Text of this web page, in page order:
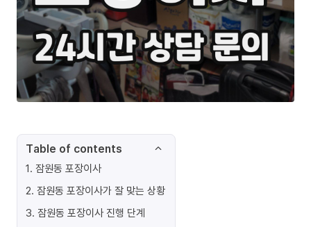
Table of contents
1. 잠원동 포장이사
2. 잠원동 포장이사가 잘 맞는 상황
3. 잠원동 포장이사 진행 단계